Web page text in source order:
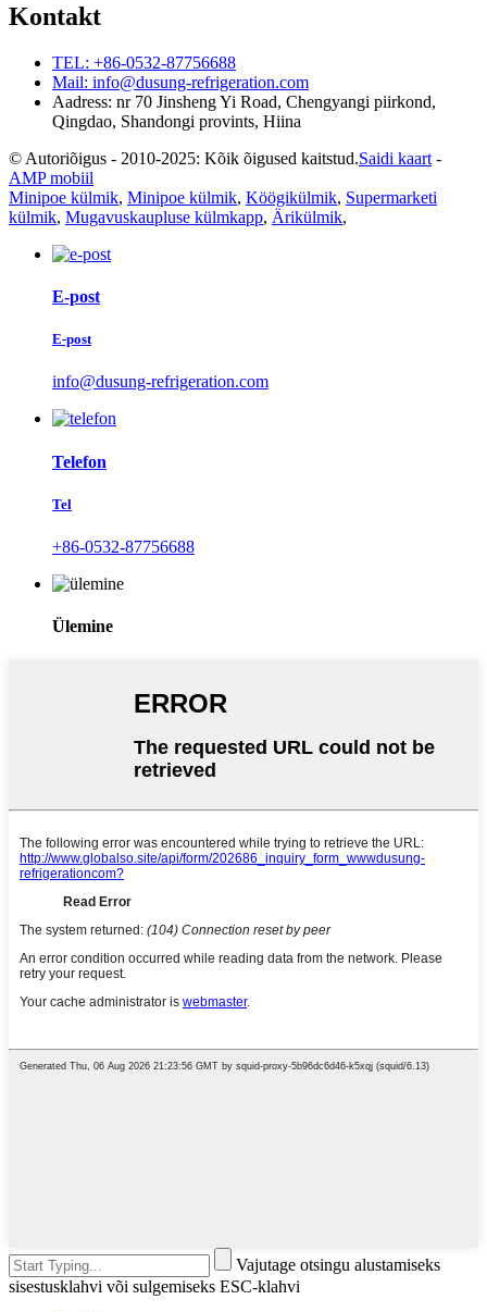
Kontakt
TEL: +86-0532-87756688
Mail: info@dusung-refrigeration.com
Aadress: nr 70 Jinsheng Yi Road, Chengyangi piirkond,
Qingdao, Shandongi provints, Hiina
© Autoriõigus - 2010-2025: Kõik õigused kaitstud.Saidi kaart -
AMP mobiil
Minipoe külmik, Minipoe külmik, Köögikülmik, Supermarketi
külmik, Mugavuskaupluse külmkapp, Ärikülmik,
E-post
E-post
info@dusung-refrigeration.com
Telefon
Tel
+86-0532-87756688
Ülemine
Vajutage otsingu alustamiseks
sisestusklahvi või sulgemiseks ESC-klahvi